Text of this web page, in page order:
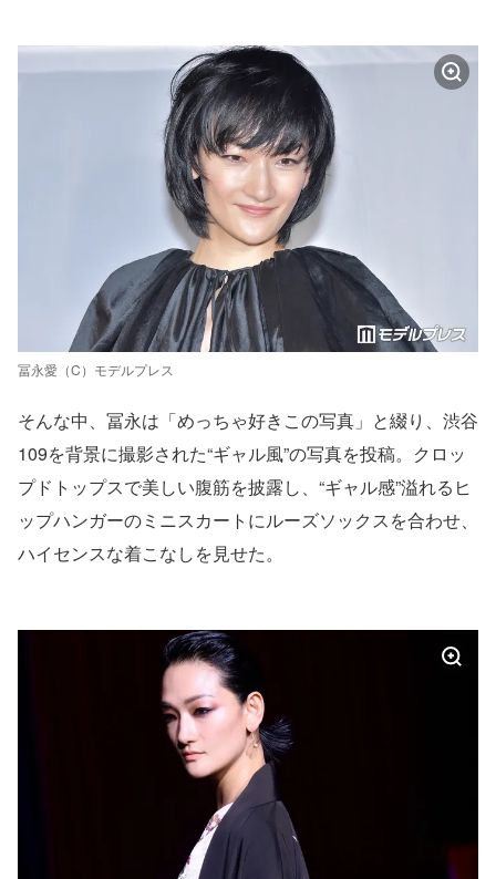
冨永愛（C）モデルプレス
そんな中、冨永は「めっちゃ好きこの写真」と綴り、渋谷
109を背景に撮影された“ギャル風”の写真を投稿。クロッ
プドトップスで美しい腹筋を披露し、“ギャル感”溢れるヒ
ップハンガーのミニスカートにルーズソックスを合わせ、
ハイセンスな着こなしを見せた。